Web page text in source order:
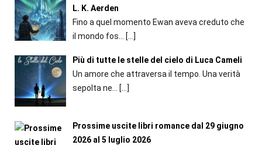
L. K. Aerden
Fino a quel momento Ewan aveva creduto che
il mondo fos...
[…]
Più di tutte le stelle del cielo di Luca Cameli
Un amore che attraversa il tempo. Una verità
sepolta ne...
[…]
Prossime uscite libri romance dal 29 giugno
2026 al 5 luglio 2026